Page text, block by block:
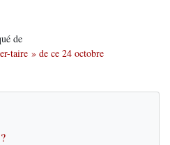
de
taire » de ce 24 octobre